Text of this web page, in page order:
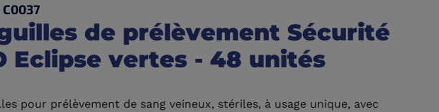
C0037
de prélèvement Sécurité
Eclipse vertes - 48 unités
pour prélèvement de sang veineux, stériles, à usage unique, avec